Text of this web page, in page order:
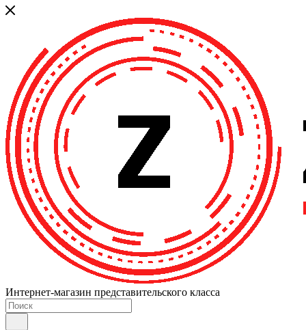
Интернет-магазин представительского класса